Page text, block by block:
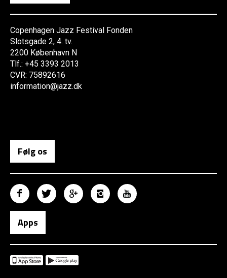
Copenhagen Jazz Festival Fonden
Slotsgade 2, 4. tv.
2200 København N
Tlf.: +45 3393 2013
CVR: 75892616
information@jazz.dk
Følg os
Apps